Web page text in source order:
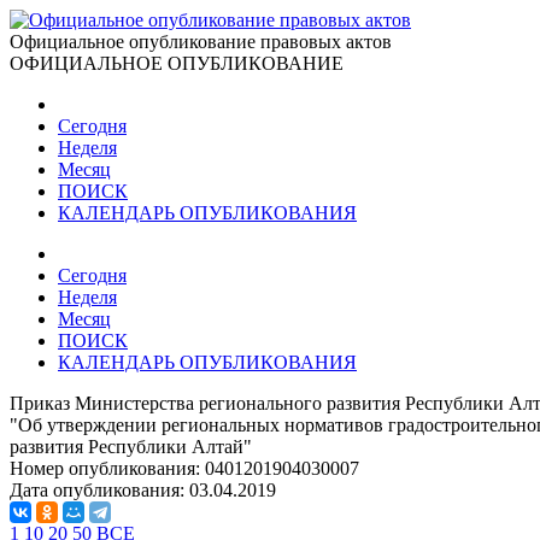
Официальное опубликование правовых актов
ОФИЦИАЛЬНОЕ ОПУБЛИКОВАНИЕ
Сегодня
Неделя
Месяц
ПОИСК
КАЛЕНДАРЬ ОПУБЛИКОВАНИЯ
Сегодня
Неделя
Месяц
ПОИСК
КАЛЕНДАРЬ ОПУБЛИКОВАНИЯ
Приказ Министерства регионального развития Республики
"Об утверждении региональных нормативов
развития Республики Алтай"
Номер опубликования: 0401201904030007
Дата опубликования: 03.04.2019
1 10 20 50 ВСЕ